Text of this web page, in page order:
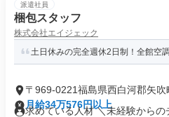
派遣社員
梱包スタッフ
株式会社エイジェック
土日休みの完全週休2日制！全館空
〒969-0221福島県西白河郡矢吹
月給34万576円以上
求めている人材 ＼未経験から